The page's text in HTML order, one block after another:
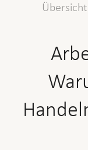
Übersicht